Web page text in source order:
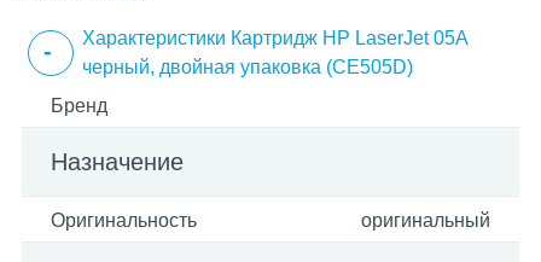
Характеристики Картридж HP LaserJet 05A
черный, двойная упаковка (CE505D)
Бренд
Назначение
Оригинальность оригинальный